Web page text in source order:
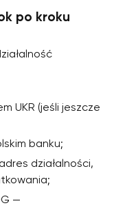
po kroku
UKR (jeśli jeszcze
banku;
działalności,
—